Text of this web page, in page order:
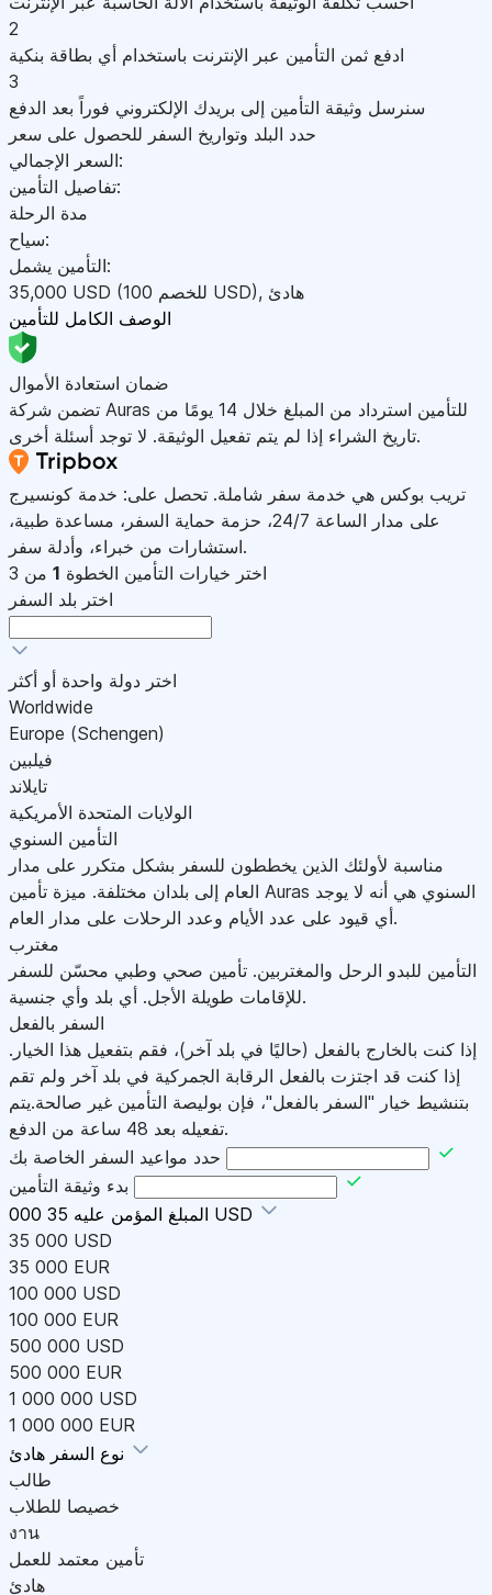
2
ادفع ثمن التأمين عبر الإنترنت باستخدام أي بطاقة بنكية
3
سنرسل وثيقة التأمين إلى بريدك الإلكتروني فوراً بعد الدفع
حدد البلد وتواريخ السفر للحصول على سعر
السعر الإجمالي:
تفاصيل التأمين:
مدة الرحلة
سياح:
التأمين يشمل:
35,000 USD USD), هادئ
الوصف الكامل للتأمين
ضمان استعادة الأموال
تضمن شركة Auras للتأمين استرداد من المبلغ خلال 14 يومًا من
تاريخ الشراء إذا لم يتم تفعيل الوثيقة. لا توجد أسئلة أخرى.
تريب بوكس هي خدمة سفر شاملة. تحصل على: خدمة كونسيرج
على مدار الساعة 24/7، حزمة حماية السفر، مساعدة طبية،
استشارات من خبراء، وأدلة سفر.
اختر خيارات التأمين الخطوة 1 من 3
اختر بلد السفر
اختر دولة واحدة أو أكثر
Worldwide
Europe (Schengen)
فيلبين
تايلاند
الولايات المتحدة الأمريكية
التأمين السنوي
مناسبة لأولئك الذين يخططون للسفر بشكل متكرر على مدار
العام إلى بلدان مختلفة. ميزة تأمين Auras السنوي هي أنه لا يوجد
أي قيود على عدد الأيام وعدد الرحلات على مدار العام.
مغترب
التأمين للبدو الرحل والمغتربين. تأمين صحي وطبي محسّن للسفر
للإقامات طويلة الأجل. أي بلد وأي جنسية.
السفر بالفعل
إذا كنت بالخارج بالفعل (حاليًا في بلد آخر)، فقم بتفعيل هذا الخيار.
إذا كنت قد اجتزت بالفعل الرقابة الجمركية في بلد آخر ولم تقم
بتنشيط خيار "السفر بالفعل"، فإن بوليصة التأمين غير صالحة.يتم
تفعيله بعد 48 ساعة من الدفع.
حدد مواعيد السفر الخاصة بك
بدء وثيقة التأمين
المبلغ المؤمن عليه 35 000 USD
35 000 USD
35 000 EUR
100 000 USD
100 000 EUR
500 000 USD
500 000 EUR
1 000 000 USD
1 000 000 EUR
نوع السفر
طالب
خصيصا للطلاب
งาน
تأمين معتمد للعمل
هادئ